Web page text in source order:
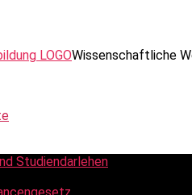
Wissenschaftliche
Studiendarlehen